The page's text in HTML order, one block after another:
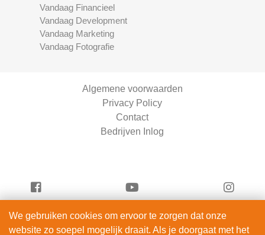
Vandaag Financieel
Vandaag Development
Vandaag Marketing
Vandaag Fotografie
Algemene voorwaarden
Privacy Policy
Contact
Bedrijven Inlog
Vandaag Fietsen is onderdeel van
We gebruiken cookies om ervoor te zorgen dat onze
website zo soepel mogelijk draait. Als je doorgaat met het